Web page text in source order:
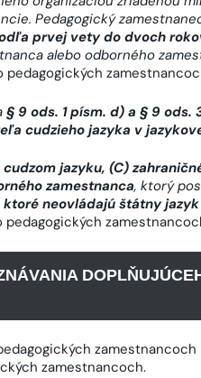
Pedagogický
prvej vety do dvoch
alebo odborného
pedagogických
§ 9 ods. 1 písm. d) a § 9 ods.
cudzieho jazyka v
jazyku, (C)
zamestnanca, ktorý
neovládajú štátny
pedagogických
zamestnancoch.